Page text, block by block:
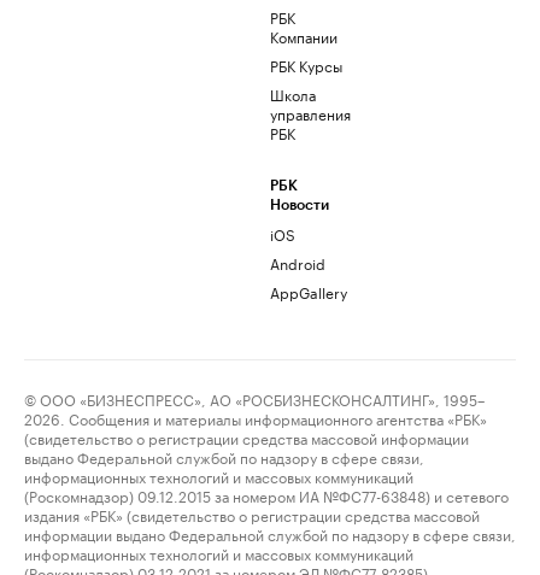
РБК
Компании
РБК Курсы
Школа
управления
РБК
РБК
Новости
iOS
Android
AppGallery
© ООО «БИЗНЕСПРЕСС», АО «РОСБИЗНЕСКОНСАЛТИНГ», 1995–
2026. Сообщения и материалы информационного агентства «РБК»
(свидетельство о регистрации средства массовой информации
выдано Федеральной службой по надзору в сфере связи,
информационных технологий и массовых коммуникаций
(Роскомнадзор) 09.12.2015 за номером ИА №ФС77-63848) и сетевого
издания «РБК» (свидетельство о регистрации средства массовой
информации выдано Федеральной службой по надзору в сфере связи,
информационных технологий и массовых коммуникаций